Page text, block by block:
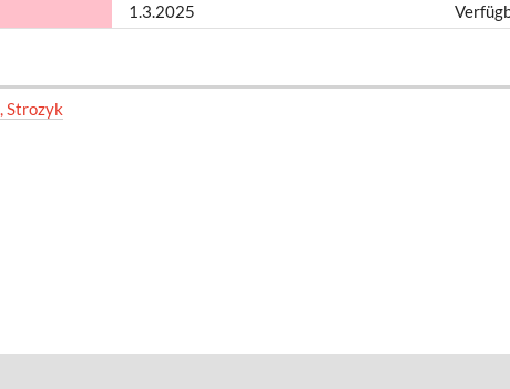
1.3.2025
Strozyk